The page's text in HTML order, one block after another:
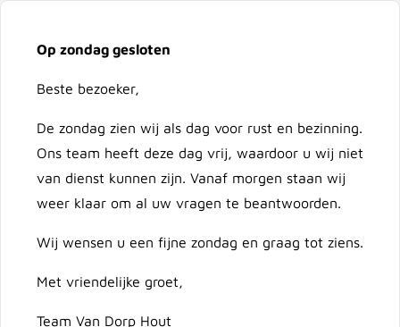
Op zondag gesloten
Beste bezoeker,
De zondag zien wij als dag voor rust en bezinning.
Ons team heeft deze dag vrij, waardoor u wij niet
van dienst kunnen zijn. Vanaf morgen staan wij
weer klaar om al uw vragen te beantwoorden.
Wij wensen u een fijne zondag en graag tot ziens.
Met vriendelijke groet,
Team Van Dorp Hout
Ga naar de inhoud
Doorzoek de hele winkel
Zeskantmoer galv.